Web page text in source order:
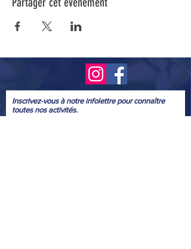
Inscrivez-vous à notre infolettre pour connaître
toutes nos activités.